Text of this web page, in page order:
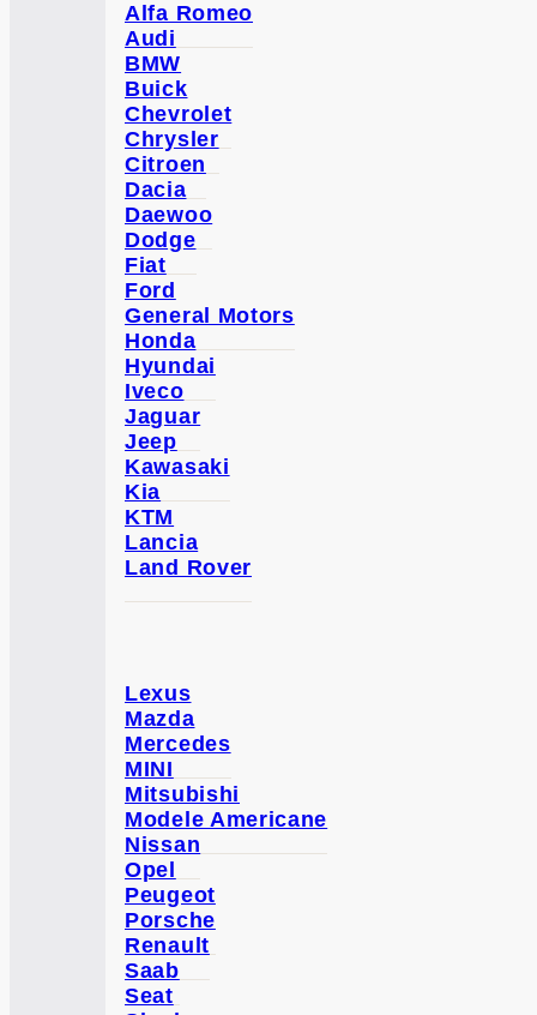
Alfa Romeo
Audi
BMW
Buick
Chevrolet
Chrysler
Citroen
Dacia
Daewoo
Dodge
Fiat
Ford
General Motors
Honda
Hyundai
Iveco
Jaguar
Jeep
Kawasaki
Kia
KTM
Lancia
Land Rover
Lexus
Mazda
Mercedes
MINI
Mitsubishi
Modele Americane
Nissan
Opel
Peugeot
Porsche
Renault
Saab
Seat